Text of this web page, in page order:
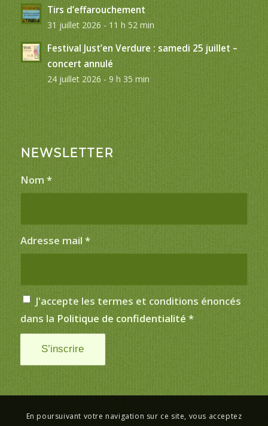
Tirs d’effarouchement
31 juillet 2026 - 11 h 52 min
Festival Just’en Verdure : samedi 25 juillet –
concert annulé
24 juillet 2026 - 9 h 35 min
NEWSLETTER
Nom *
Adresse mail *
J'accepte les termes et conditions énoncés
dans la Politique de confidentialité *
En poursuivant votre navigation sur ce site, vous acceptez